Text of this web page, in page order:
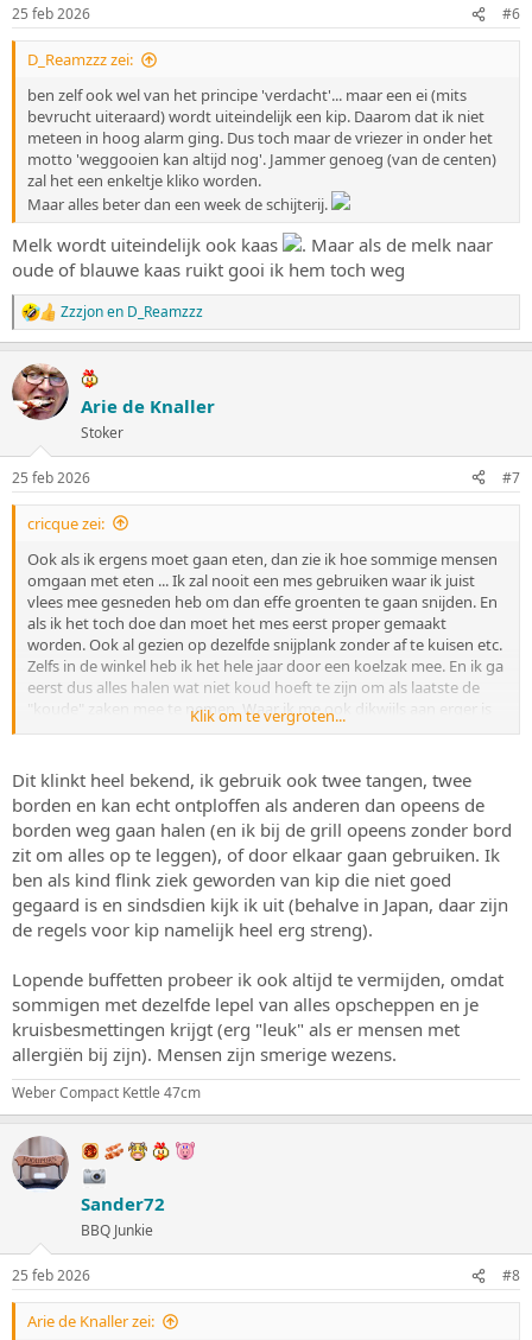
n
g
e
25 feb 2026 #6
D_Reamzzz zei:
ben zelf ook wel van het principe 'verdacht'... maar een ei (mits
bevrucht uiteraard) wordt uiteindelijk een kip. Daarom dat ik niet
meteen in hoog alarm ging. Dus toch maar de vriezer in onder het
motto 'weggooien kan altijd nog'. Jammer genoeg (van de centen)
zal het een enkeltje kliko worden.
Maar alles beter dan een week de schijterij.
Melk wordt uiteindelijk ook kaas
. Maar als de melk naar
oude of blauwe kaas ruikt gooi ik hem toch weg
W
a
r
d
e
i
n
g
e
n
Zzzjonen D_Reamzzz
Arie de Knaller
Stoker
25 feb 2026 #7
cricque zei:
Ook als ik ergens moet gaan eten, dan zie ik hoe sommige mensen
omgaan met eten ... Ik zal nooit een mes gebruiken waar ik juist
vlees mee gesneden heb om dan effe groenten te gaan snijden. En
als ik het toch doe dan moet het mes eerst proper gemaakt
worden. Ook al gezien op dezelfde snijplank zonder af te kuisen etc.
Zelfs in de winkel heb ik het hele jaar door een koelzak mee. En ik ga
eerst dus alles halen wat niet koud hoeft te zijn om als laatste de
"koude" zaken mee te nemen. Waar ik me ook dikwijls aan erger is
met de tang waarmee je alles op de barbecue gedaan hebt, dat dan
... 1 voor de bereiding, en als alles zogoed als klaar is (kleur heeft
dus) dan pas de andere gebruiken en eventueel afhalen. Uiteraard
krijgt die tang wel wat warmte etc.
Klik om te vergroten...
Dit klinkt heel bekend, ik gebruik ook twee tangen, twee
borden en kan echt ontploffen als anderen dan opeens de
borden weg gaan halen (en ik bij de grill opeens zonder bord
zit om alles op te leggen), of door elkaar gaan gebruiken. Ik
ben als kind flink ziek geworden van kip die niet goed
gegaard is en sindsdien kijk ik uit (behalve in Japan, daar zijn
de regels voor kip namelijk heel erg streng).
Lopende buffetten probeer ik ook altijd te vermijden, omdat
sommigen met dezelfde lepel van alles opscheppen en je
kruisbesmettingen krijgt (erg "leuk" als er mensen met
allergiën bij zijn). Mensen zijn smerige wezens.
Weber Compact Kettle 47cm
Sander72
BBQ Junkie
25 feb 2026 #8
Arie de Knaller zei: